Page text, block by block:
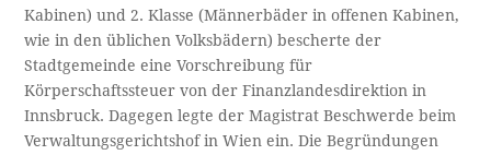
Kabinen) und 2. Klasse (Männerbäder in offenen Kabinen,
wie in den üblichen Volksbädern) bescherte der
Stadtgemeinde eine Vorschreibung für
Körperschaftssteuer von der Finanzlandesdirektion in
Innsbruck. Dagegen legte der Magistrat Beschwerde beim
Verwaltungsgerichtshof in Wien ein. Die Begründungen